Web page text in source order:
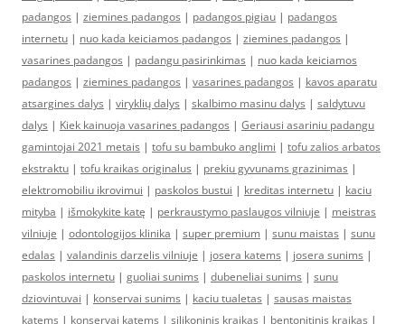
padangos | ziemines padangos | padangos pigiau | padangos
internetu | nuo kada keiciamos padangos | ziemines padangos |
vasarines padangos | padangu pasirinkimas | nuo kada keiciamos
padangos | ziemines padangos | vasarines padangos | kavos aparatu
atsargines dalys | viryklių dalys | skalbimo masinu dalys | saldytuvu
dalys | Kiek kainuoja vasarines padangos | Geriausi asariniu padangu
gamintojai 2021 metais | tofu su bambuko anglimi | tofu zalios arbatos
ekstraktu | tofu kraikas originalus | prekiu gyvunams grazinimas |
elektromobiliu ikrovimui | paskolos bustui | kreditas internetu | kaciu
mityba | išmokykite katę | perkraustymo paslaugos vilniuje | meistras
vilniuje | odontologijos klinika | super premium | sunu maistas | sunu
edalas | valandinis darzelis vilniuje | josera katems | josera sunims |
paskolos internetu | guoliai sunims | dubeneliai sunims | sunu
dziovintuvai | konservai sunims | kaciu tualetas | sausas maistas
katems | konservai katems | silikoninis kraikas | bentonitinis kraikas |